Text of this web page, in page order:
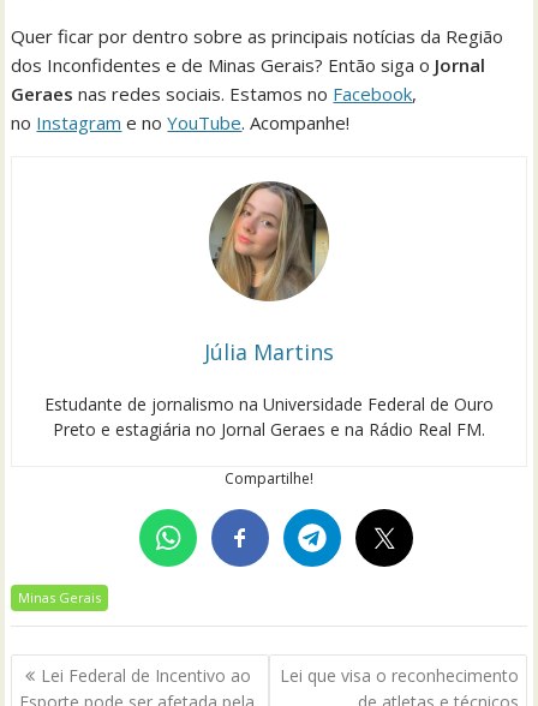
Quer ficar por dentro sobre as principais notícias da Região
dos Inconfidentes e de Minas Gerais? Então siga o Jornal
Geraesnas redes sociais. Estamos no Facebook,
no Instagram e noYouTube. Acompanhe!
Júlia Martins
Estudante de jornalismo na Universidade Federal de Ouro
Preto e estagiária no Jornal Geraes e na Rádio Real FM.
Compartilhe!
Minas Gerais
Navegação
Lei Federal de Incentivo ao
Esporte pode ser afetada pela
Lei que visa o reconhecimento
de atletas e técnicos